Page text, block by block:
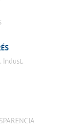
Indust.